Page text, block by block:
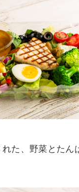
た、野菜とた